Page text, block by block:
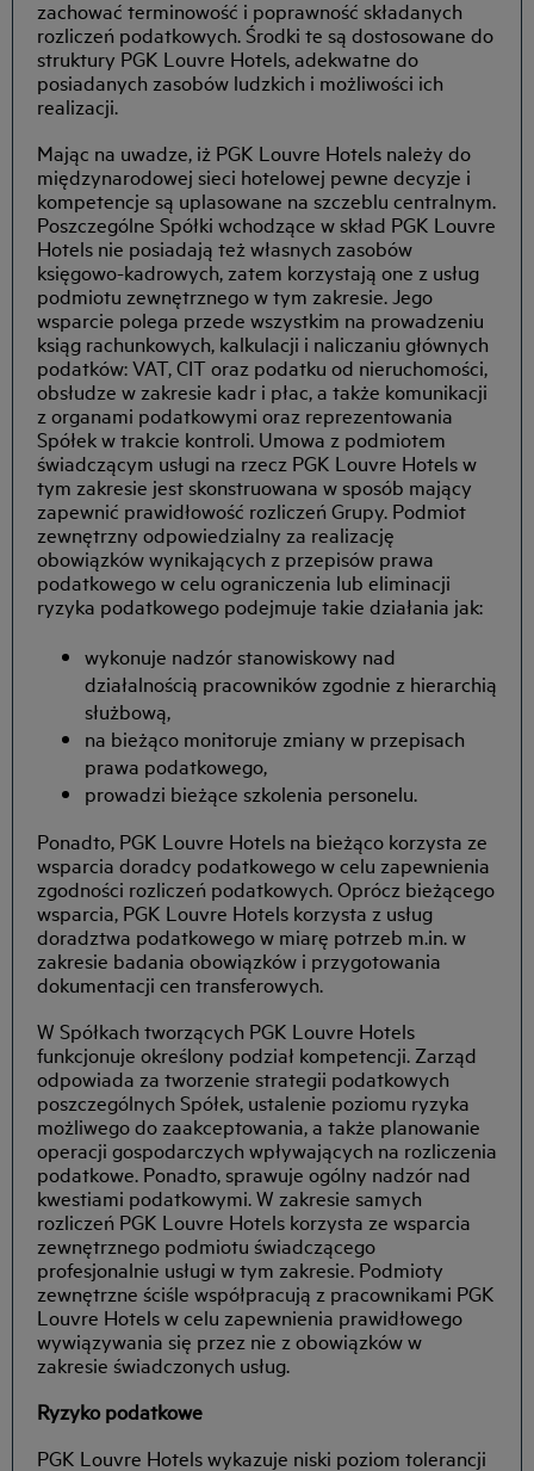
zachować terminowość i poprawność składanych
rozliczeń podatkowych. Środki te są dostosowane do
struktury PGK Louvre Hotels, adekwatne do
posiadanych zasobów ludzkich i możliwości ich
realizacji.
Mając na uwadze, iż PGK Louvre Hotels należy do
międzynarodowej sieci hotelowej pewne decyzje i
kompetencje są uplasowane na szczeblu centralnym.
Poszczególne Spółki wchodzące w skład PGK Louvre
Hotels nie posiadają też własnych zasobów
księgowo-kadrowych, zatem korzystają one z usług
podmiotu zewnętrznego w tym zakresie. Jego
wsparcie polega przede wszystkim na prowadzeniu
ksiąg rachunkowych, kalkulacji i naliczaniu głównych
podatków: VAT, CIT oraz podatku od nieruchomości,
obsłudze w zakresie kadr i płac, a także komunikacji
z organami podatkowymi oraz reprezentowania
Spółek w trakcie kontroli. Umowa z podmiotem
świadczącym usługi na rzecz PGK Louvre Hotels w
tym zakresie jest skonstruowana w sposób mający
zapewnić prawidłowość rozliczeń Grupy. Podmiot
zewnętrzny odpowiedzialny za realizację
obowiązków wynikających z przepisów prawa
podatkowego w celu ograniczenia lub eliminacji
ryzyka podatkowego podejmuje takie działania jak:
wykonuje nadzór stanowiskowy nad
działalnością pracowników zgodnie z hierarchią
służbową,
na bieżąco monitoruje zmiany w przepisach
prawa podatkowego,
prowadzi bieżące szkolenia personelu.
Ponadto, PGK Louvre Hotels na bieżąco korzysta ze
wsparcia doradcy podatkowego w celu zapewnienia
zgodności rozliczeń podatkowych. Oprócz bieżącego
wsparcia, PGK Louvre Hotels korzysta z usług
doradztwa podatkowego w miarę potrzeb m.in. w
zakresie badania obowiązków i przygotowania
dokumentacji cen transferowych.
W Spółkach tworzących PGK Louvre Hotels
funkcjonuje określony podział kompetencji. Zarząd
odpowiada za tworzenie strategii podatkowych
poszczególnych Spółek, ustalenie poziomu ryzyka
możliwego do zaakceptowania, a także planowanie
operacji gospodarczych wpływających na rozliczenia
podatkowe. Ponadto, sprawuje ogólny nadzór nad
kwestiami podatkowymi. W zakresie samych
rozliczeń PGK Louvre Hotels korzysta ze wsparcia
zewnętrznego podmiotu świadczącego
profesjonalnie usługi w tym zakresie. Podmioty
zewnętrzne ściśle współpracują z pracownikami PGK
Louvre Hotels w celu zapewnienia prawidłowego
wywiązywania się przez nie z obowiązków w
zakresie świadczonych usług.
Ryzyko podatkowe
PGK Louvre Hotels wykazuje niski poziom tolerancji